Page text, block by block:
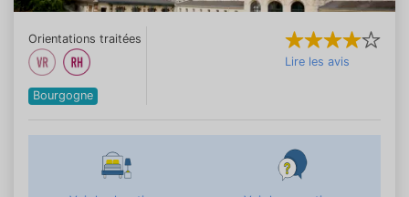
Orientations traitées
Bourgogne
Lire les avis